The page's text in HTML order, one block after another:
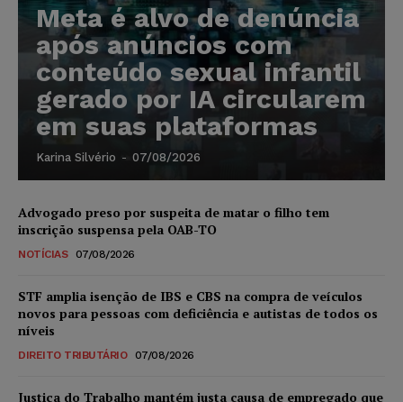
Meta é alvo de denúncia
após anúncios com
conteúdo sexual infantil
gerado por IA circularem
em suas plataformas
Karina Silvério - 07/08/2026
Advogado preso por suspeita de matar o filho tem
inscrição suspensa pela OAB-TO
NOTÍCIAS 07/08/2026
STF amplia isenção de IBS e CBS na compra de veículos
novos para pessoas com deficiência e autistas de todos os
níveis
DIREITO TRIBUTÁRIO 07/08/2026
Justiça do Trabalho mantém justa causa de empregado que